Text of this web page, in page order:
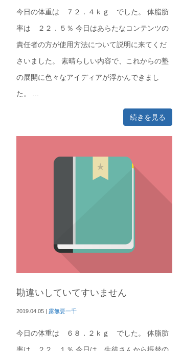
今日の体重は ７２．４ｋｇ でした。 体脂肪
率は ２２．５％ 今日はあらたなコンテンツの
責任者の方が使用方法について説明に来てくだ
さいました。 素晴らしい内容で、これからの塾
の展開に色々なアイディアが浮かんできまし
た。 ...
続きを見る
勘違いしていてすいません
2019.04.05 | 露無要一千
今日の体重は ６８．２ｋｇ でした。 体脂肪